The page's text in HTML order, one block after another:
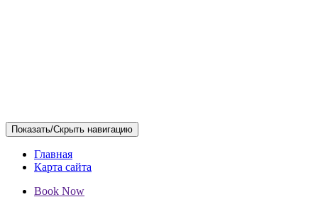
Показать/Скрыть навигацию
Главная
Карта сайта
Book Now